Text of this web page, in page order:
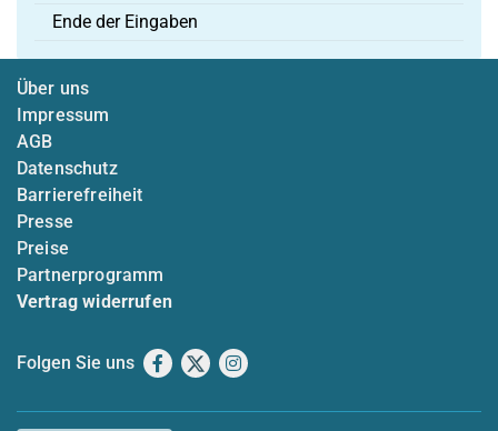
Ende der Eingaben
Über uns
Impressum
AGB
Datenschutz
Barrierefreiheit
Presse
Preise
Partnerprogramm
Vertrag widerrufen
Folgen Sie uns Facebook
X Instagram